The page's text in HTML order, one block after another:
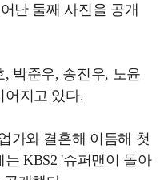
난 둘째 사진을 공개
박준우, 송진우, 노윤
어지고 있다.
가와 결혼해 이듬해 첫
KBS2 '슈퍼맨이 돌아